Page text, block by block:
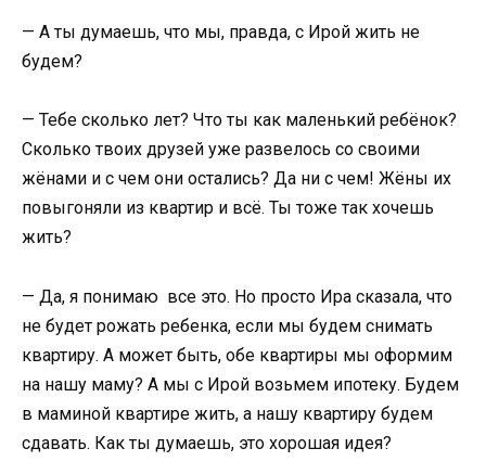
— А ты думаешь, что мы, правда, с Ирой жить не
будем?
— Тебе сколько лет? Что ты как маленький ребёнок?
Сколько твоих друзей уже развелось со своими
жёнами и с чем они остались? Да ни с чем! Жёны их
повыгоняли из квартир и всё. Ты тоже так хочешь
жить?
— Да, я понимаю все это. Но просто Ира сказала, что
не будет рожать ребенка, если мы будем снимать
квартиру. А может быть, обе квартиры мы оформим
на нашу маму? А мы с Ирой возьмем ипотеку. Будем
в маминой квартире жить, а нашу квартиру будем
сдавать. Как ты думаешь, это хорошая идея?